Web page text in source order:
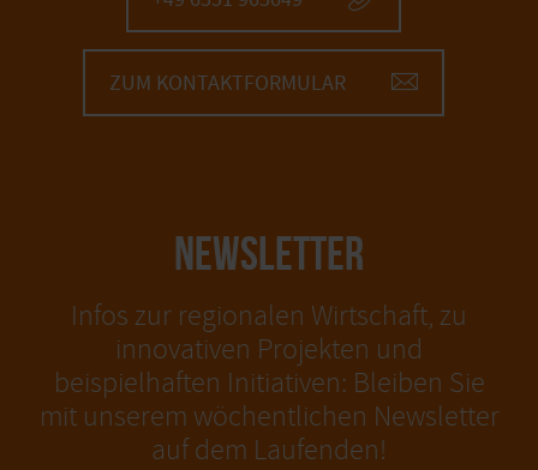
ZUM KONTAKTFORMULAR
NEWSLETTER
Infos zur regionalen Wirtschaft, zu
innovativen Projekten und
beispielhaften Initiativen: Bleiben Sie
mit unserem wöchentlichen Newsletter
auf dem Laufenden!